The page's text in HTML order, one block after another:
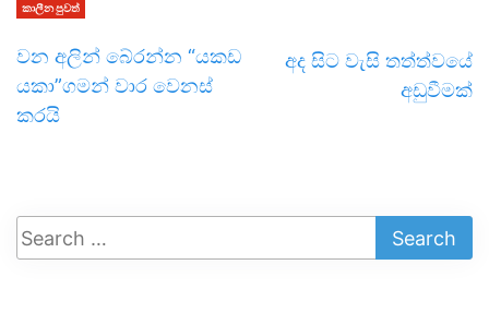
කාලීන පුවත්
වන අලින් බේරන්න “යකඩ
යකා”ගමන් වාර වෙනස්
කරයි
අද සිට වැසි තත්ත්වයේ
අඩුවීමක්